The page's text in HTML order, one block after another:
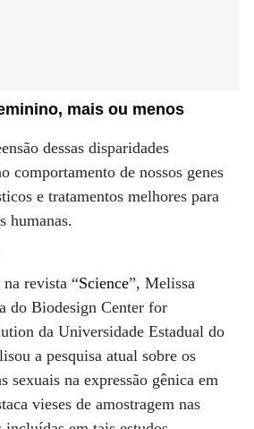
mais ou menos
dessas disparidades
comportamento de nossos genes
e tratamentos melhores para
humanas.
revista “Science”, Melissa
do Biodesign Center for
da Universidade Estadual do
a pesquisa atual sobre os
sexuais na expressão gênica em
vieses de amostragem nas